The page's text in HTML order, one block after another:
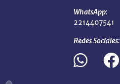
WhatsApp:
2214407541
Redes Sociales: